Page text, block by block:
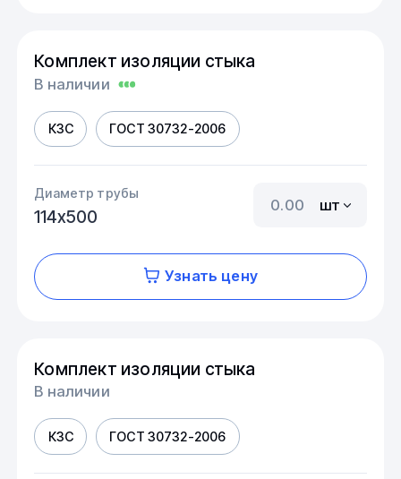
Комплект изоляции стыка
В наличии
КЗС ГОСТ 30732-2006
Диаметр трубы
114х500
шт
Узнать цену
Комплект изоляции стыка
В наличии
КЗС ГОСТ 30732-2006